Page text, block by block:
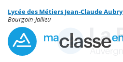
Menu de la rubrique
Contenu
Lycée des Métiers Jean-Claude Aubry
Bourgoin-Jallieu